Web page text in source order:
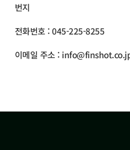
번지
전화번호 : 045-225-8255
이메일 주소 :